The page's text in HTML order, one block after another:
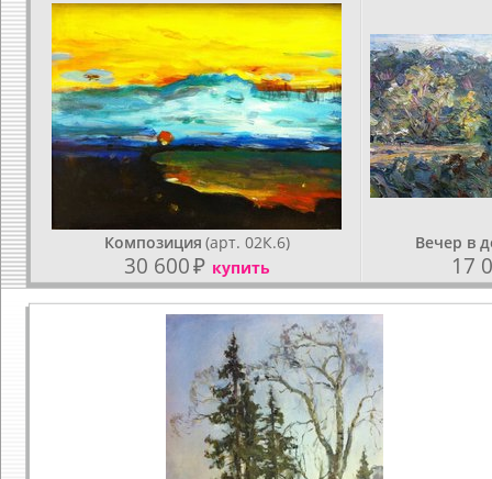
Композиция (арт. 02К.6)
30 600₽ купить
Вечер в
17